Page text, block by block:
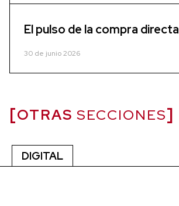
El pulso de la compra directa
30 de junio 2026
OTRAS SECCIONES
DIGITAL